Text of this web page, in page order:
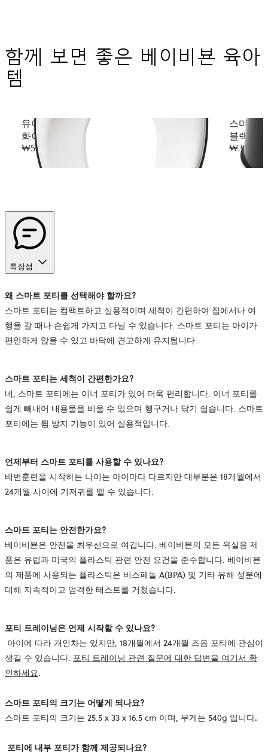
함께 보면 좋은 베이비뵨 육아
템
유아 변기커버
화이트/블랙
₩56,000
스마트
블랙/화
₩39,000
특장점
왜 스마트 포티를 선택해야 할까요?
스마트 포티는 컴팩트하고 실용적이며 세척이 간편하여 집에서나 여
행을 갈 때나 손쉽게 가지고 다닐 수 있습니다. 스마트 포티는 아이가
편안하게 앉을 수 있고 바닥에 견고하게 유지됩니다.
스마트 포티는 세척이 간편한가요?
네, 스마트 포티에는 이너 포티가 있어 더욱 편리합니다. 이너 포티를
쉽게 빼내어 내용물을 비울 수 있으며 헹구거나 닦기 쉽습니다. 스마트
포티에는 튐 방지 기능이 있어 실용적입니다.
언제부터 스마트 포티를 사용할 수 있나요?
배변훈련을 시작하는 나이는 아이마다 다르지만 대부분은 18개월에서
24개월 사이에 기저귀를 뗄 수 있습니다.
스마트 포티는 안전한가요?
베이비뵨은 안전을 최우선으로 여깁니다. 베이비뵨의 모든 욕실용 제
품은 유럽과 미국의 플라스틱 관련 안전 요건을 준수합니다. 베이비뵨
의 제품에 사용되는 플라스틱은 비스페놀 A(BPA) 및 기타 유해 성분에
대해 지속적이고 엄격한 테스트를 거쳤습니다.
포티 트레이닝은 언제 시작할 수 있나요?
아이에 따라 개인차는 있지만, 18개월에서 24개월 즈음 포티에 관심이
생길 수 있습니다. 포티 트레이닝 관련 질문에 대한 답변을 여기서 확
인하세요.
스마트 포티의 크기는 어떻게 되나요?
스마트 포티의 크기는 25.5 x 33 x 16.5 cm 이며, 무게는 540g 입니다.
포티에 내부 포티가 함께 제공되나요?